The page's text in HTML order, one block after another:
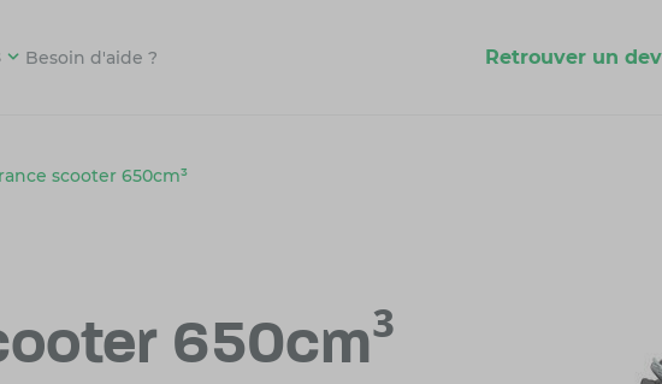
Besoin d'aide ? Retrouver un
scooter 650cm³
650cm³